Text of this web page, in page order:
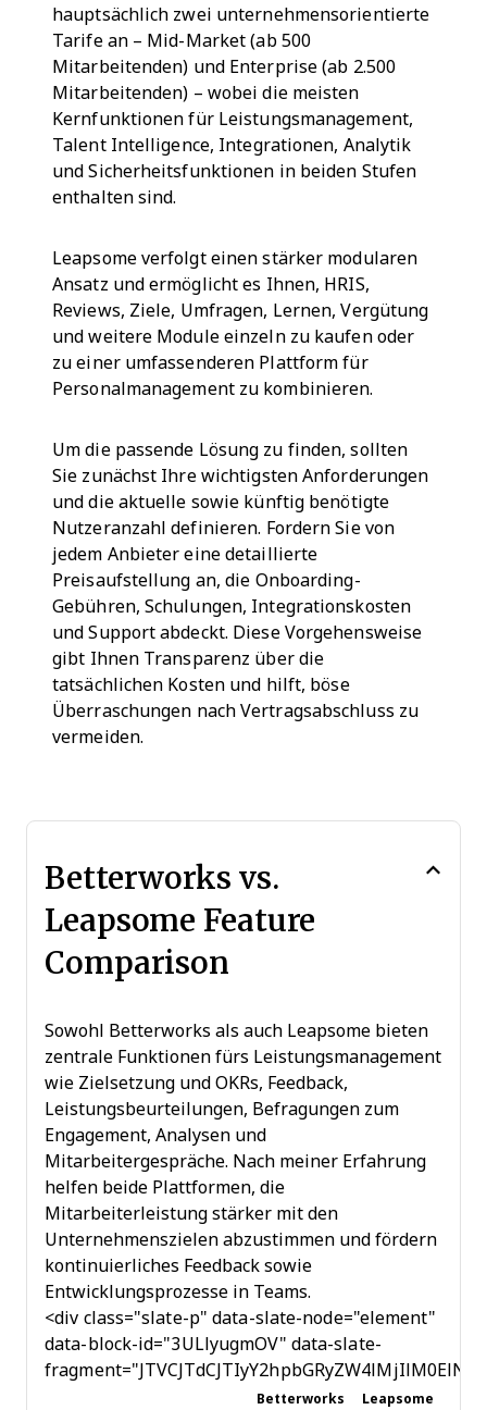
hauptsächlich zwei unternehmensorientierte
Tarife an – Mid-Market (ab 500
Mitarbeitenden) und Enterprise (ab 2.500
Mitarbeitenden) – wobei die meisten
Kernfunktionen für Leistungsmanagement,
Talent Intelligence, Integrationen, Analytik
und Sicherheitsfunktionen in beiden Stufen
enthalten sind.
Leapsome verfolgt einen stärker modularen
Ansatz und ermöglicht es Ihnen, HRIS,
Reviews, Ziele, Umfragen, Lernen, Vergütung
und weitere Module einzeln zu kaufen oder
zu einer umfassenderen Plattform für
Personalmanagement zu kombinieren.
Um die passende Lösung zu finden, sollten
Sie zunächst Ihre wichtigsten Anforderungen
und die aktuelle sowie künftig benötigte
Nutzeranzahl definieren. Fordern Sie von
jedem Anbieter eine detaillierte
Preisaufstellung an, die Onboarding-
Gebühren, Schulungen, Integrationskosten
und Support abdeckt. Diese Vorgehensweise
gibt Ihnen Transparenz über die
tatsächlichen Kosten und hilft, böse
Überraschungen nach Vertragsabschluss zu
vermeiden.
Betterworks vs.
Leapsome Feature
Comparison
Sowohl Betterworks als auch Leapsome bieten
zentrale Funktionen fürs Leistungsmanagement
wie Zielsetzung und OKRs, Feedback,
Leistungsbeurteilungen, Befragungen zum
Engagement, Analysen und
Mitarbeitergespräche. Nach meiner Erfahrung
helfen beide Plattformen, die
Mitarbeiterleistung stärker mit den
Unternehmenszielen abzustimmen und fördern
kontinuierliches Feedback sowie
Entwicklungsprozesse in Teams.
<div class="slate-p" data-slate-node="element"
data-block-id="3ULlyugmOV" data-slate-
Betterworks
Leapsome